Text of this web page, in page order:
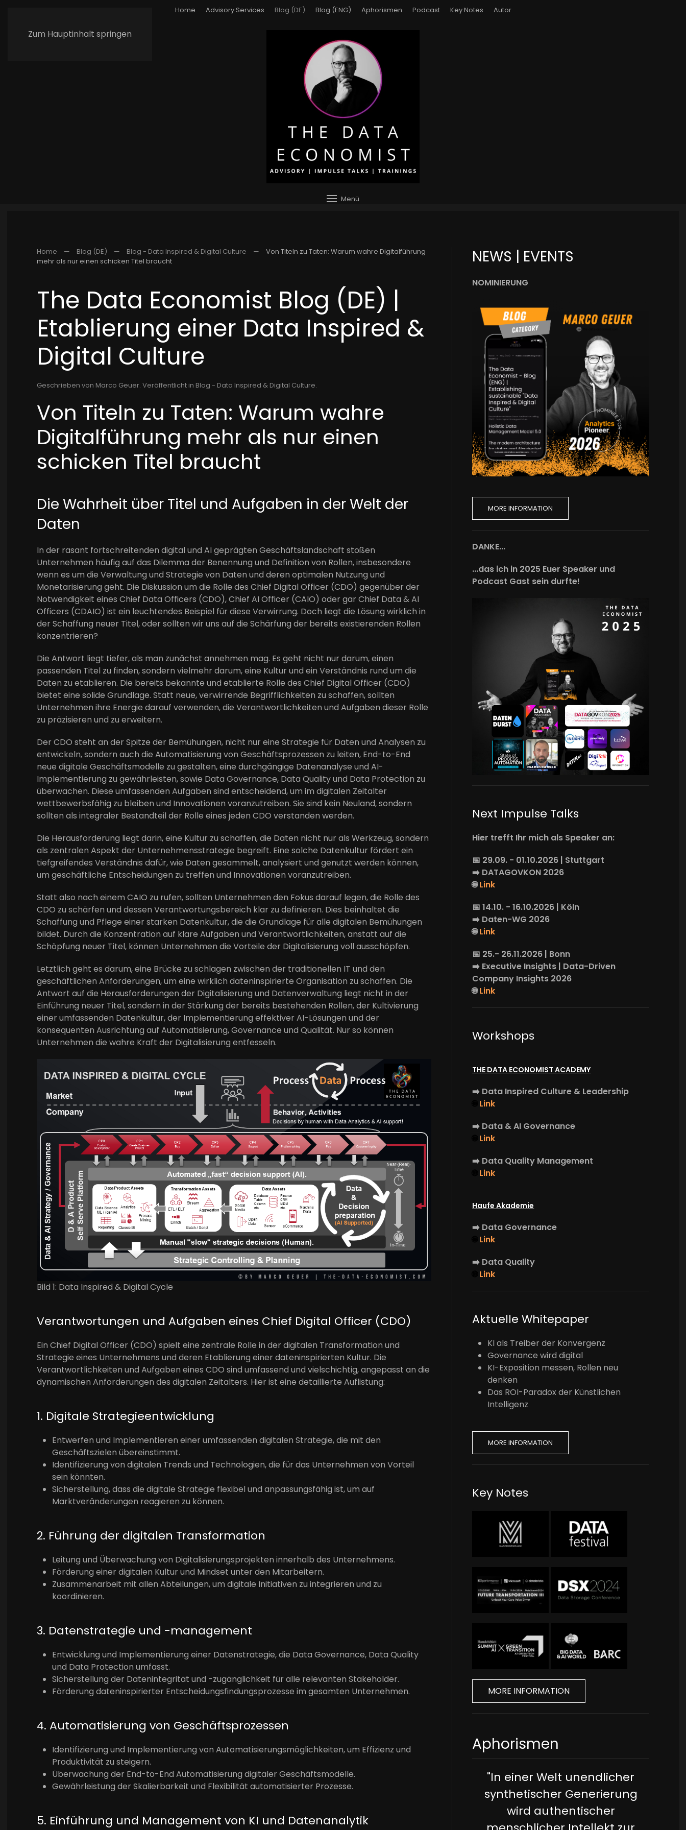
Zum Hauptinhalt springen
Home Advisory Services Blog (DE) Blog (ENG) Aphorismen Podcast Key Notes Autor
Menü
Home Blog (DE) Blog - Data Inspired & Digital Culture
Von Titeln zu Taten: Warum wahre Digitalführung
mehr als nur einen schicken Titel braucht
The Data Economist Blog (DE) |
Etablierung einer Data Inspired &
Digital Culture
Geschrieben von Marco Geuer. Veröffentlicht in Blog - Data Inspired & Digital Culture.
Von Titeln zu Taten: Warum wahre
Digitalführung mehr als nur einen
schicken Titel braucht
Die Wahrheit über Titel und Aufgaben in der Welt der
Daten
In der rasant fortschreitenden digital und AI geprägten Geschäftslandschaft stoßen
Unternehmen häufig auf das Dilemma der Benennung und Definition von Rollen, insbesondere
wenn es um die Verwaltung und Strategie von Daten und deren optimalen Nutzung und
Monetarisierung geht. Die Diskussion um die Rolle des Chief Digital Officer (CDO) gegenüber der
Notwendigkeit eines Chief Data Officers (CDO), Chief AI Officer (CAIO) oder gar Chief Data & AI
Officers (CDAIO) ist ein leuchtendes Beispiel für diese Verwirrung. Doch liegt die Lösung wirklich in
der Schaffung neuer Titel, oder sollten wir uns auf die Schärfung der bereits existierenden Rollen
konzentrieren?
Die Antwort liegt tiefer, als man zunächst annehmen mag. Es geht nicht nur darum, einen
passenden Titel zu finden, sondern vielmehr darum, eine Kultur und ein Verständnis rund um die
Daten zu etablieren. Die bereits bekannte und etablierte Rolle des Chief Digital Officer (CDO)
bietet eine solide Grundlage. Statt neue, verwirrende Begrifflichkeiten zu schaffen, sollten
Unternehmen ihre Energie darauf verwenden, die Verantwortlichkeiten und Aufgaben dieser Rolle
zu präzisieren und zu erweitern.
Der CDO steht an der Spitze der Bemühungen, nicht nur eine Strategie für Daten und Analysen zu
entwickeln, sondern auch die Automatisierung von Geschäftsprozessen zu leiten, End-to-End
neue digitale Geschäftsmodelle zu gestalten, eine durchgängige Datenanalyse und AI-
Implementierung zu gewährleisten, sowie Data Governance, Data Quality und Data Protection zu
überwachen. Diese umfassenden Aufgaben sind entscheidend, um im digitalen Zeitalter
wettbewerbsfähig zu bleiben und Innovationen voranzutreiben. Sie sind kein Neuland, sondern
sollten als integraler Bestandteil der Rolle eines jeden CDO verstanden werden.
Die Herausforderung liegt darin, eine Kultur zu schaffen, die Daten nicht nur als Werkzeug, sondern
als zentralen Aspekt der Unternehmensstrategie begreift. Eine solche Datenkultur fördert ein
tiefgreifendes Verständnis dafür, wie Daten gesammelt, analysiert und genutzt werden können,
um geschäftliche Entscheidungen zu treffen und Innovationen voranzutreiben.
Statt also nach einem CAIO zu rufen, sollten Unternehmen den Fokus darauf legen, die Rolle des
CDO zu schärfen und dessen Verantwortungsbereich klar zu definieren. Dies beinhaltet die
Schaffung und Pflege einer starken Datenkultur, die die Grundlage für alle digitalen Bemühungen
bildet. Durch die Konzentration auf klare Aufgaben und Verantwortlichkeiten, anstatt auf die
Schöpfung neuer Titel, können Unternehmen die Vorteile der Digitalisierung voll ausschöpfen.
Letztlich geht es darum, eine Brücke zu schlagen zwischen der traditionellen IT und den
geschäftlichen Anforderungen, um eine wirklich dateninspirierte Organisation zu schaffen. Die
Antwort auf die Herausforderungen der Digitalisierung und Datenverwaltung liegt nicht in der
Einführung neuer Titel, sondern in der Stärkung der bereits bestehenden Rollen, der Kultivierung
einer umfassenden Datenkultur, der Implementierung effektiver AI-Lösungen und der
konsequenten Ausrichtung auf Automatisierung, Governance und Qualität. Nur so können
Unternehmen die wahre Kraft der Digitalisierung entfesseln.
Bild 1: Data Inspired & Digital Cycle
Verantwortungen und Aufgaben eines Chief Digital Officer (CDO)
Ein Chief Digital Officer (CDO) spielt eine zentrale Rolle in der digitalen Transformation und
Strategie eines Unternehmens und deren Etablierung einer dateninspirierten Kultur. Die
Verantwortlichkeiten und Aufgaben eines CDO sind umfassend und vielschichtig, angepasst an die
dynamischen Anforderungen des digitalen Zeitalters. Hier ist eine detaillierte Auflistung:
1. Digitale Strategieentwicklung
Entwerfen und Implementieren einer umfassenden digitalen Strategie, die mit den
Geschäftszielen übereinstimmt.
Identifizierung von digitalen Trends und Technologien, die für das Unternehmen von Vorteil
sein könnten.
Sicherstellung, dass die digitale Strategie flexibel und anpassungsfähig ist, um auf
Marktveränderungen reagieren zu können.
2. Führung der digitalen Transformation
Leitung und Überwachung von Digitalisierungsprojekten innerhalb des Unternehmens.
Förderung einer digitalen Kultur und Mindset unter den Mitarbeitern.
Zusammenarbeit mit allen Abteilungen, um digitale Initiativen zu integrieren und zu
koordinieren.
3. Datenstrategie und -management
Entwicklung und Implementierung einer Datenstrategie, die Data Governance, Data Quality
und Data Protection umfasst.
Sicherstellung der Datenintegrität und -zugänglichkeit für alle relevanten Stakeholder.
Förderung dateninspirierter Entscheidungsfindungsprozesse im gesamten Unternehmen.
4. Automatisierung von Geschäftsprozessen
Identifizierung und Implementierung von Automatisierungsmöglichkeiten, um Effizienz und
Produktivität zu steigern.
Überwachung der End-to-End Automatisierung digitaler Geschäftsmodelle.
Gewährleistung der Skalierbarkeit und Flexibilität automatisierter Prozesse.
5. Einführung und Management von KI und Datenanalytik
NEWS | EVENTS
NOMINIERUNG
MORE INFORMATION
DANKE...
...das ich in 2025 Euer Speaker und
Podcast Gast sein durfte!
Next Impulse Talks
Hier trefft Ihr mich als Speaker an:
📅 29.09. - 01.10.2026 | Stuttgart
➡️ DATAGOVKON 2026
🌐Link
📅 14.10. - 16.10.2026 | Köln
➡️ Daten-WG 2026
🌐Link
📅 25.- 26.11.2026 | Bonn
➡️ Executive Insights | Data-Driven
Company Insights 2026
🌐Link
Workshops
THE DATA ECONOMIST ACADEMY
➡️ Data Inspired Culture & Leadership
Link
➡️ Data & AI Governance
Link
➡️ Data Quality Management
Link
Haufe Akademie
➡️ Data Governance
Link
➡️ Data Quality
Link
Aktuelle Whitepaper
KI als Treiber der Konvergenz
Governance wird digital
KI-Exposition messen, Rollen neu
denken
Das ROI-Paradox der Künstlichen
Intelligenz
MORE INFORMATION
Key Notes
MORE INFORMATION
Aphorismen
"In einer Welt unendlicher
synthetischer Generierung
wird authentischer